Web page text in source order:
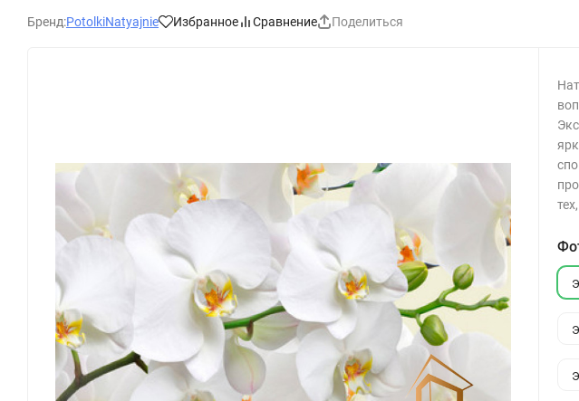
Бренд:PotolkiNatyajnie Избранное Сравнение Поделиться